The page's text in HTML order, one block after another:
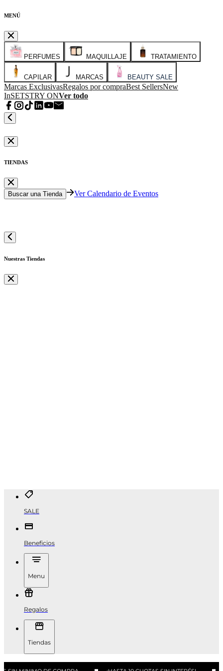
MENÚ
PERFUMES MAQUILLAJE TRATAMIENTO
CAPILAR MARCAS BEAUTY SALE
Marcas ExclusivasRegalos por compraBest SellersNew
InSETSTRY ONVer todo
TIENDAS
Buscar una Tienda Ver Calendario de Eventos
Nuestras Tiendas
SALE
Beneficios
Menu
Regalos
Tiendas